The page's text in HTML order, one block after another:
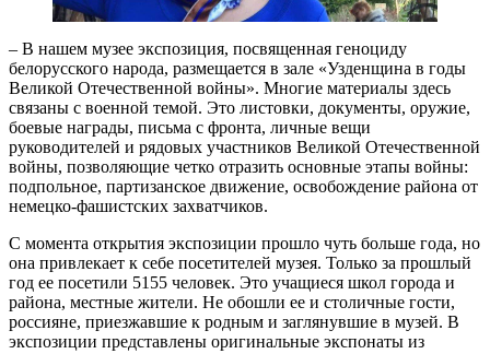
– В нашем музее экспозиция, посвященная геноциду
белорусского народа, размещается в зале «Узденщина в годы
Великой Отечественной войны». Многие материалы здесь
связаны с военной темой. Это листовки, документы, оружие,
боевые награды, письма с фронта, личные вещи
руководителей и рядовых участников Великой Отечественной
войны, позволяющие четко отразить основные этапы войны:
подпольное, партизанское движение, освобождение района от
немецко-фашистских захватчиков.
С момента открытия экспозиции прошло чуть больше года, но
она привлекает к себе посетителей музея. Только за прошлый
год ее посетили 5155 человек. Это учащиеся школ города и
района, местные жители. Не обошли ее и столичные гости,
россияне, приезжавшие к родным и заглянувшие в музей. В
экспозиции представлены оригинальные экспонаты из